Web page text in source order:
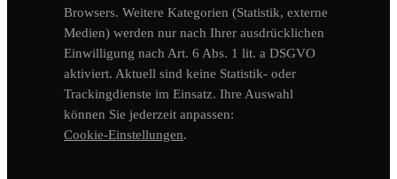
Browsers. Weitere Kategorien (Statistik, externe
Medien) werden nur nach Ihrer ausdrücklichen
Einwilligung nach Art. 6 Abs. 1 lit. a DSGVO
aktiviert. Aktuell sind keine Statistik- oder
Trackingdienste im Einsatz. Ihre Auswahl
können Sie jederzeit anpassen:
Cookie-Einstellungen.